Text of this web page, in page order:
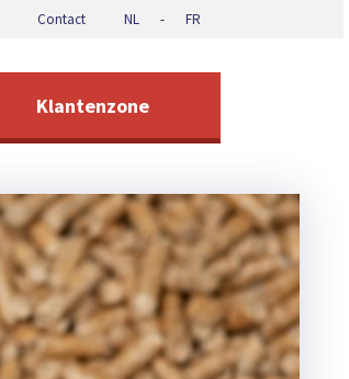
Contact NL - FR
Klantenzone